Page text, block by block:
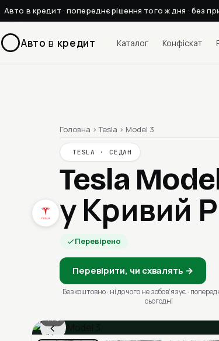
Авто в кредит · попереднє рішення того ж дня · без
Авто в кредит Каталог Конфіскат
Головна › Tesla › Model 3
TESLA · СЕДАН
Tesla
у Кривий
Перевірено
Перевірити, чи схвалять →
Безкоштовно · ні до чого не зобовʼязує ·
сьогодні
‹
1 / 6
Ціна в місяць